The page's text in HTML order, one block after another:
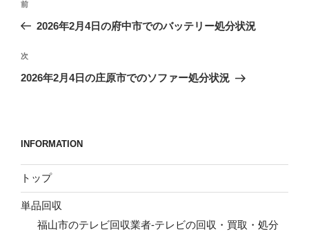
ナ
ビ
ゲ
ン
前
の
稿
前
2026年2月4日の府中市でのバッテリー処分状況
次
の
次
2026年2月4日の庄原市でのソファー処分状況
INFORMATION
トップ
単品回収
福山市のテレビ回収業者-テレビの回収・買取・処分